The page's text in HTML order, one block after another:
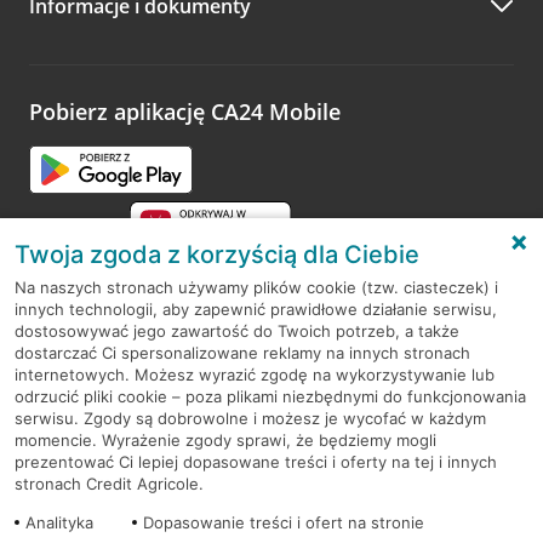
Zachęcamy do podzielenia się z nami opinią o wizycie.
opinie.
Informacje i dokumenty
Pobierz aplikację CA24 Mobile
RODO
Regulamin serwisu
Mapa serwisu
PolitykaCookies
Twoja zgoda z korzyścią dla Ciebie
Na naszych stronach używamy plików cookie (tzw. ciasteczek) i
innych technologii, aby zapewnić prawidłowe działanie serwisu,
dostosowywać jego zawartość do Twoich potrzeb, a także
dostarczać Ci spersonalizowane reklamy na innych stronach
internetowych. Możesz wyrazić zgodę na wykorzystywanie lub
odrzucić pliki cookie – poza plikami niezbędnymi do funkcjonowania
serwisu. Zgody są dobrowolne i możesz je wycofać w każdym
momencie. Wyrażenie zgody sprawi, że będziemy mogli
prezentować Ci lepiej dopasowane treści i oferty na tej i innych
stronach Credit Agricole.
Analityka
Dopasowanie treści i ofert na stronie